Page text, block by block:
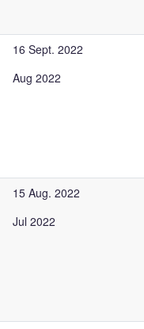
16 Sept. 2022
Aug 2022
15 Aug. 2022
Jul 2022